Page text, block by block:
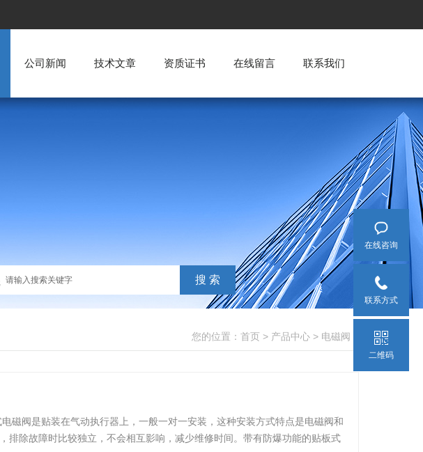
公司新闻 技术文章 资质证书 在线留言 联系我们
您的位置： 首页 > 产品中心 > 电磁阀
磁阀是贴装在气动执行器上，一般一对一安装，这种安装方式特点是电磁阀和
排除故障时比较独立，不会相互影响，减少维修时间。带有防爆功能的贴板式
在线咨询
联系方式
二维码